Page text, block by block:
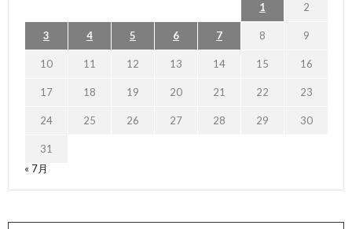
1 2
3 4 5 6 7 8 9
10 11 12 13 14 15 16
17 18 19 20 21 22 23
24 25 26 27 28 29 30
31
« 7月